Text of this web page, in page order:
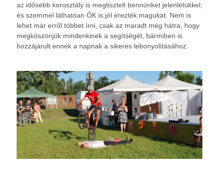
az idősebb korosztály is megtisztelt bennünket jelenlétükkel,
és szemmel láthatóan ŐK is jól érezték magukat. Nem is
lehet már erről többet írni, csak az maradt még hátra, hogy
megköszönjük mindenkinek a segítségét, bármiben is
hozzájárult ennek a napnak a sikeres lebonyolításához.